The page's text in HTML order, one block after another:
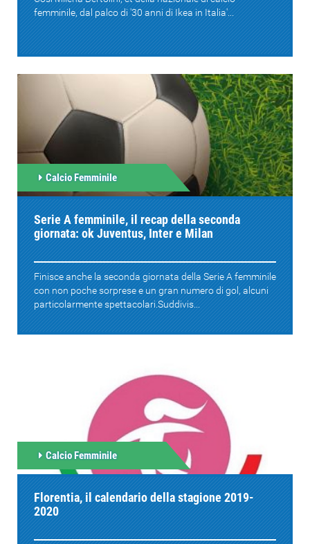
femminile, dal palco di '30 anni di Ikea in Italia'...
Calcio Femminile
Serie A femminile, il recap della seconda
giornata: ok Juventus, Inter e Milan
Finisce anche la seconda giornata della Serie A femminile
con non poche sorprese e un gran numero di gol, alcuni
particolarmente spettacolari.Suddivis...
Calcio Femminile
Florentia, il calendario della stagione 2019-
2020